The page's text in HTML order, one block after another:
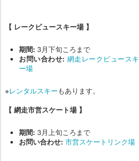
【 レークビュースキー場 】
期間: 3月下旬ころまで
お問い合わせ: 網走レークビュースキ
ー場
※レンタルスキーもあります。
【 網走市営スケート場 】
期間: 3月上旬ころまで
お問い合わせ: 市営スケートリンク場